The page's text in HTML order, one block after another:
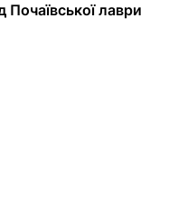
Почаївської лаври